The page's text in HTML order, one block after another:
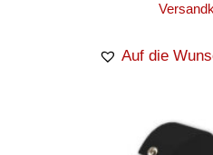
Auf die